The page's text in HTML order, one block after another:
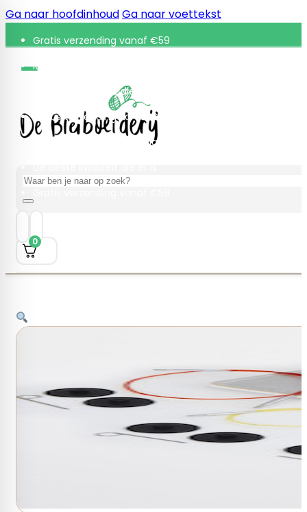
Ga naar hoofdinhoudGa naar voettekst
Gratis verzending vanaf €59
Retourneren binnen 30 dagen
De beste kwaliteit die er is
Gratis verzending vanaf €59
Retourneren binnen 30 dagen
Zoeken
0